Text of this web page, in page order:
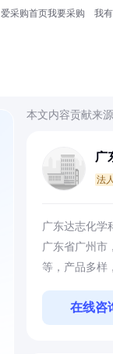
爱采购首页我要采购 我
本文内容贡献来源
广
法
广东达志化学
广东省广州市
等，产品多样
在线咨